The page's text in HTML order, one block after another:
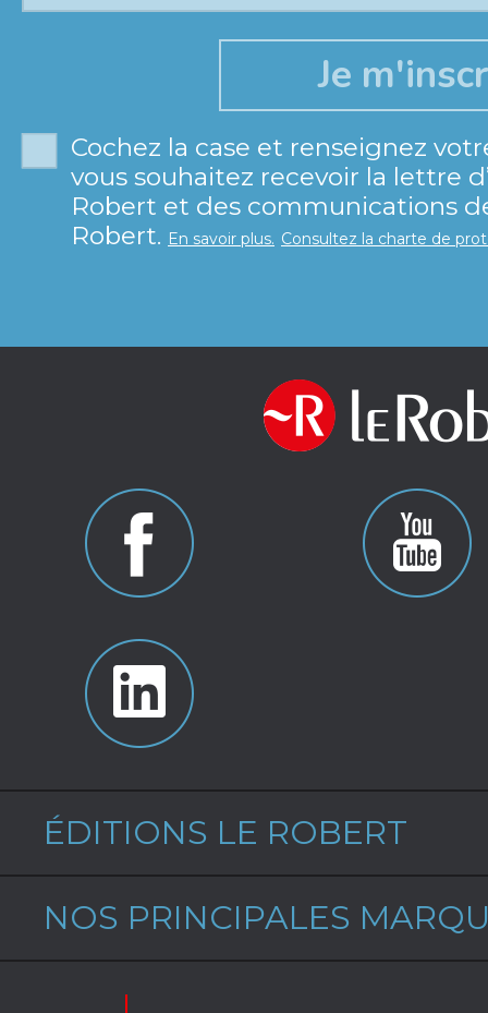
Cochez la case et renseignez
vous souhaitez recevoir la lettre
Robert et des communications
Robert. En savoir plus. Consultez la charte de
ÉDITIONS LE ROBERT
NOS PRINCIPALES